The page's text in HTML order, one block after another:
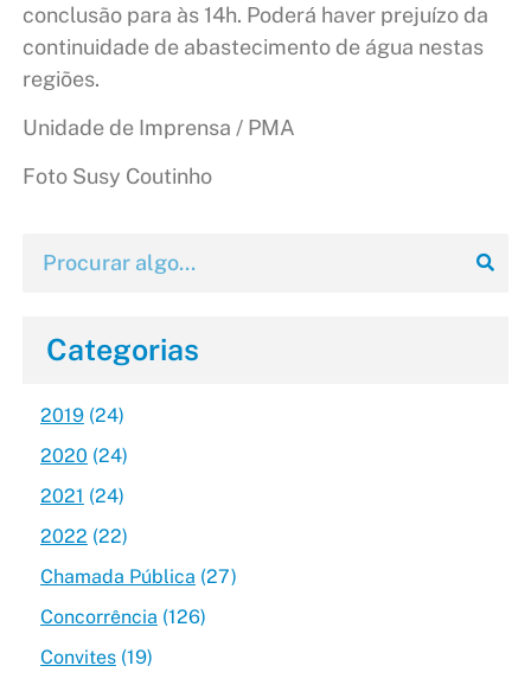
conclusão para às 14h. Poderá haver prejuízo da
continuidade de abastecimento de água nestas
regiões.
Unidade de Imprensa / PMA
Foto Susy Coutinho
Categorias
2019(24)
2020 (24)
2021 (24)
2022 (22)
Chamada Pública (27)
Concorrência (126)
Convites(19)